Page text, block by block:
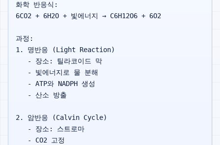
화학 반응식:
6CO2 + 6H2O + 빛에너지 → C6H12O6 + 6O2
과정:
1. 명반응 (Light Reaction)
   - 장소: 틸라코이드 막
   - 빛에너지로 물 분해
   - ATP와 NADPH 생성
   - 산소 방출
2. 암반응 (Calvin Cycle)
   - 장소: 스트로마
   - CO2 고정